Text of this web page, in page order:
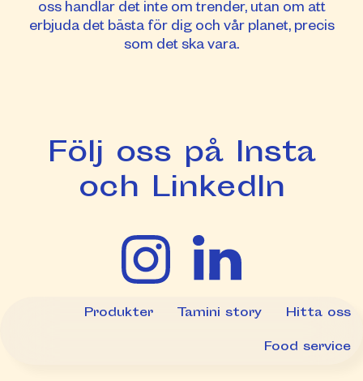
Produkter Tamini story
Hitta oss
Food service
oss handlar det inte om trender, utan om att
erbjuda det bästa för dig och vår planet, precis
som det ska vara.
Följ oss på Insta
och LinkedIn